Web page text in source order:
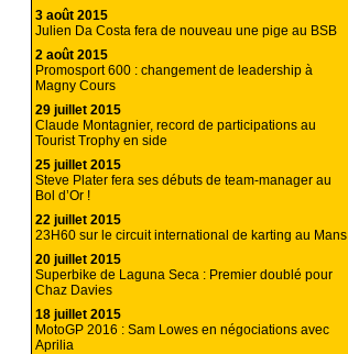
3 août 2015
Julien Da Costa fera de nouveau une pige au BSB
2 août 2015
Promosport 600 : changement de leadership à
Magny Cours
29 juillet 2015
Claude Montagnier, record de participations au
Tourist Trophy en side
25 juillet 2015
Steve Plater fera ses débuts de team-manager au
Bol d’Or !
22 juillet 2015
23H60 sur le circuit international de karting au Mans
20 juillet 2015
Superbike de Laguna Seca : Premier doublé pour
Chaz Davies
18 juillet 2015
MotoGP 2016 : Sam Lowes en négociations avec
Aprilia